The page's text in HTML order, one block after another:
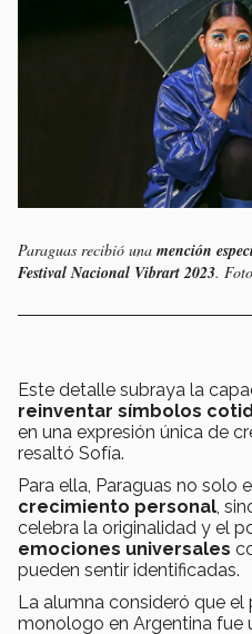
Paraguas recibió una mención
Festival Nacional Vibrart 2023.
Este detalle subraya la
reinventar símbolos
en una expresión única de
resaltó Sofía.
Para ella, Paraguas no solo
crecimiento personal,
celebra la originalidad y el
emociones universales
pueden sentir identificadas.
La alumna consideró que el
monologo en Argentina fue